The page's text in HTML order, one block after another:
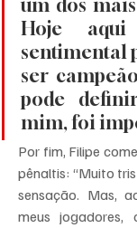
um dos
Hoje
sentimental
ser
pode
mim, foi
Por fim, Filipe
pênaltis: “Muito
sensação. Mas,
meus